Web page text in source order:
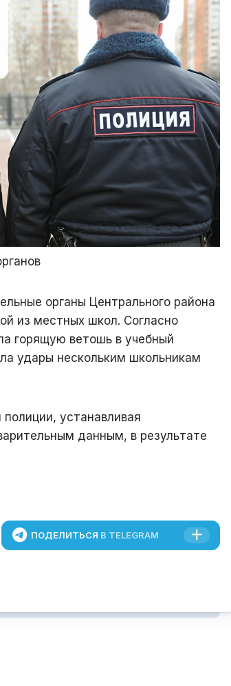
органы Центрального района
из местных школ. Согласно
горящую ветошь в учебный
удары нескольким школьникам
устанавливая
данным, в результате
ПОДЕЛИТЬСЯ В TELEGRAM